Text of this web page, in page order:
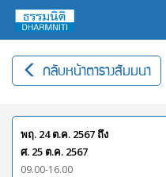
กลับหน้าตารางสัมมนา
พฤ. 24 ต.ค. 2567 ถึง
ศ. 25 ต.ค. 2567
09.00-16.00